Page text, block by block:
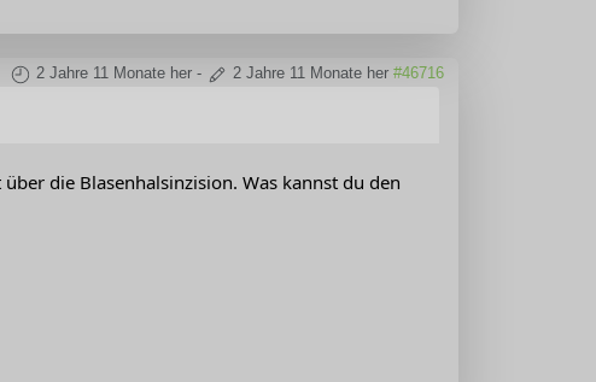
2 Jahre 11 Monate her - 2 Jahre 11 Monate her #46716
die Blasenhalsinzision. Was kannst du den